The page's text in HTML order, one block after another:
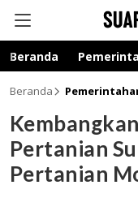
suarakarsa.com
Informasi
Beranda
Beranda
Pertanian
Pertanian